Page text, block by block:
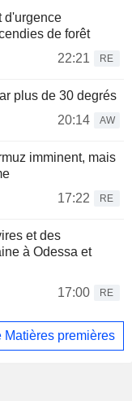
d'urgence
de forêt
22:21
RE
plus de 30 degrés
20:14
AW
imminent, mais
17:22
RE
et des
à Odessa et
17:00
RE
Matières premières